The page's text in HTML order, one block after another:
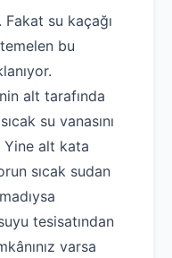
Fakat su kaçağı
bu
alt tarafında
su vanasını
Yine alt kata
sıcak sudan
tesisatından
varsa